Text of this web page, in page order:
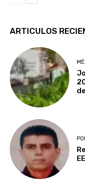
ARTICULOS